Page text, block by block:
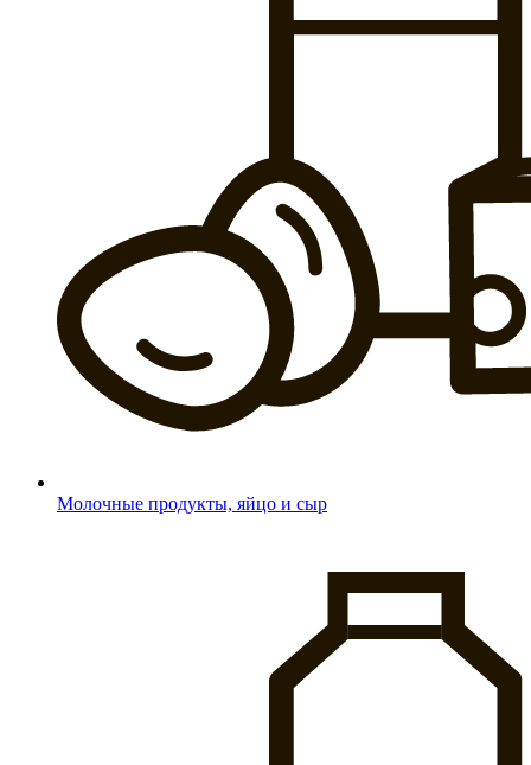
Молочные продукты, яйцо и сыр